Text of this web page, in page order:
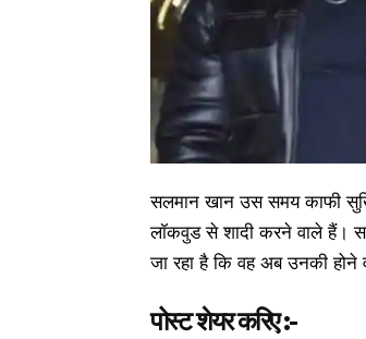
सलमान खान उस समय काफी
लॉकवुड से शादी करने वाले हैं।
जा रहा है कि वह अब उनकी होने
पोस्ट शेयर करिए :-